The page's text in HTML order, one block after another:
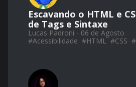
Escavando o HTML e
de Tags e Sintaxe
Lucas Padroni - 06 de Agosto
#Acessibilidade #HTML #CSS #